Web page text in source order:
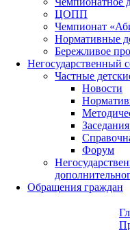
ЦОПП
Чемпионат
Нормативные
Бережливое
Негосударственный
Частные
Новости
Форум
Обращения граждан